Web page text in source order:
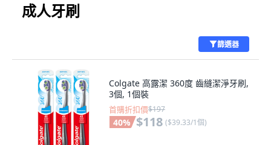
成人牙刷
篩選器
Colgate 高露潔 360度 齒縫潔淨牙刷,
3個, 1個裝
首購折扣價$197
40% $118 ($39.33/1個)